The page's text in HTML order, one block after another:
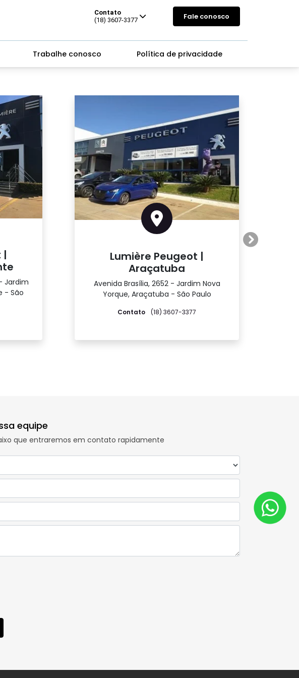
Contato
(18) 3607-3377
Fale conosco
Trabalhe conosco Política de privacidade
|
Jardim
- São
Lumière Peugeot |
Araçatuba
Avenida Brasília, 2652 - Jardim Nova
Yorque, Araçatuba - São Paulo
Contato (18) 3607-3377
Próximo
equipe
que entraremos em contato rapidamente